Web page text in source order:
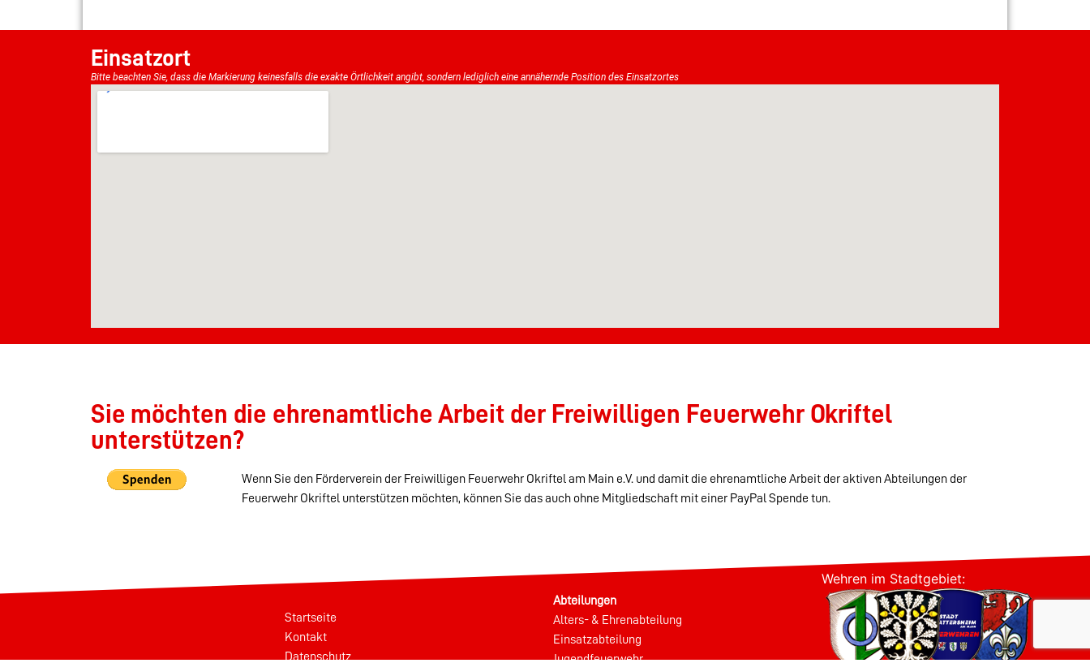
Einsatzort
Bitte beachten Sie, dass die Markierung keinesfalls die exakte Örtlichkeit angibt, sondern lediglich eine annähernde Position des Einsatzortes
Sie möchten die ehrenamtliche Arbeit der Freiwilligen Feuerwehr Okriftel
unterstützen?
Wenn Sie den Förderverein der Freiwilligen Feuerwehr Okriftel am Main e.V. und damit die ehrenamtliche Arbeit der aktiven Abteilungen der
Feuerwehr Okriftel unterstützen möchten, können Sie das auch ohne Mitgliedschaft mit einer PayPal Spende tun.
Startseite
Kontakt
Datenschutz
Abteilungen
Alters- & Ehrenabteilung
Einsatzabteilung
Jugendfeuerwehr
Wehren im Stadtgebiet: